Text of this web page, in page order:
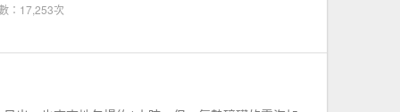
：17,253次